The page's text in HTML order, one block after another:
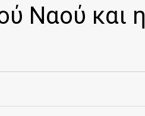
Ναού και η